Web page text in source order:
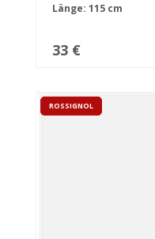
Länge: 115 cm
33 €
ROSSIGNOL